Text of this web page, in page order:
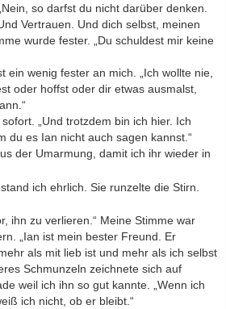
so darfst du nicht darüber denken.
Vertrauen. Und dich selbst, meinen
wurde fester. „Du schuldest mir keine
ein wenig fester an mich. „Ich wollte nie,
oder hoffst oder dir etwas ausmalst,
sofort. „Und trotzdem bin ich hier. Ich
du es Ian nicht auch sagen kannst.“
der Umarmung, damit ich ihr wieder in
ich ehrlich. Sie runzelte die Stirn.
ihn zu verlieren.“ Meine Stimme war
„Ian ist mein bester Freund. Er
als mit lieb ist und mehr als ich selbst
Schmunzeln zeichnete sich auf
weil ich ihn so gut kannte. „Wenn ich
ich nicht, ob er bleibt.“